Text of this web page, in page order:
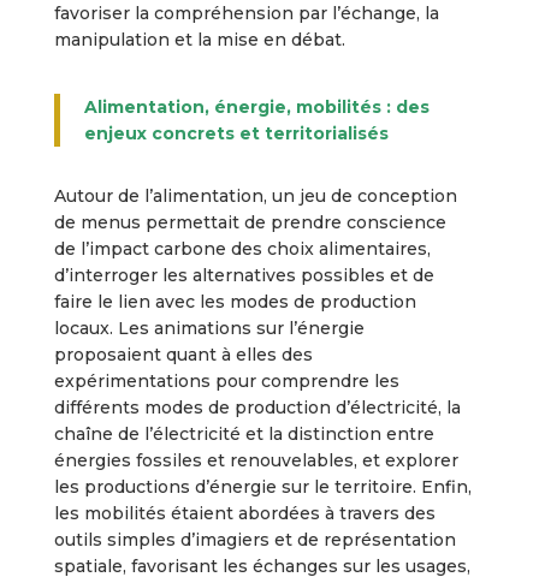
favoriser la compréhension par l’échange, la
manipulation et la mise en débat.
Alimentation, énergie, mobilités : des
enjeux concrets et territorialisés
Autour de l’alimentation, un jeu de conception
de menus permettait de prendre conscience
de l’impact carbone des choix alimentaires,
d’interroger les alternatives possibles et de
faire le lien avec les modes de production
locaux. Les animations sur l’énergie
proposaient quant à elles des
expérimentations pour comprendre les
différents modes de production d’électricité, la
chaîne de l’électricité et la distinction entre
énergies fossiles et renouvelables, et explorer
les productions d’énergie sur le territoire. Enfin,
les mobilités étaient abordées à travers des
outils simples d’imagiers et de représentation
spatiale, favorisant les échanges sur les usages,